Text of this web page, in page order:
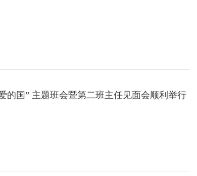
的国” 主题班会暨第二班主任见面会顺利举行